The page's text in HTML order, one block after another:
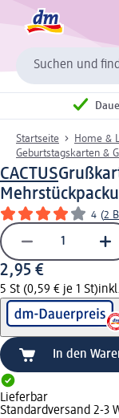
Suchen und
Startseite Home &
Geburtstagskarten &
CACTUS
4 (2
2,95 €
5 St (0,59 € je 1 St)
In den
Lieferbar
Standardversand 2-3